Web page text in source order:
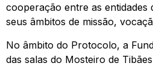
cooperação entre as entidades
seus âmbitos de missão,
No âmbito do Protocolo, a
das salas do Mosteiro de